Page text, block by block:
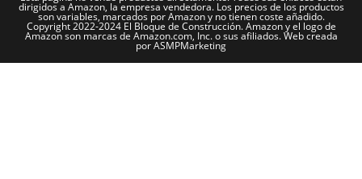
dirigidos a Amazon, la empresa vendedora. Los precios de los productos
son variables, marcados por Amazon y no tienen coste añadido.
Copyright 2022-2024 El Bloque de Construcción. Amazon y el logo de
Amazon son marcas de Amazon.com, Inc. o sus afiliados. Web creada
por ASMPMarketing